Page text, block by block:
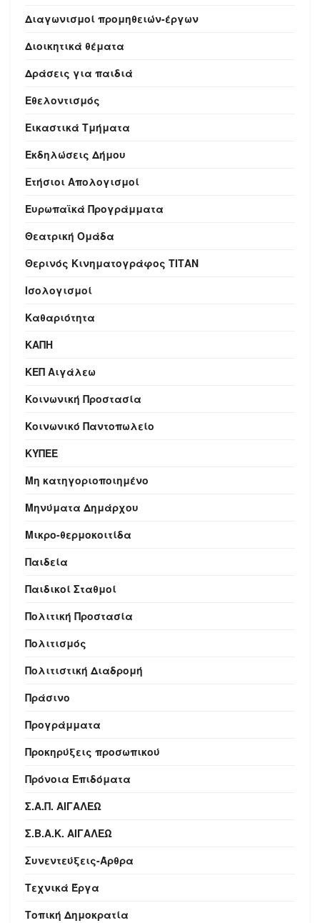
Διαγωνισμοί προμηθειών-έργων
Διοικητικά θέματα
Δράσεις για παιδιά
Εθελοντισμός
Εικαστικά Τμήματα
Εκδηλώσεις Δήμου
Ετήσιοι Απολογισμοί
Ευρωπαϊκά Προγράμματα
Θεατρική Ομάδα
Θερινός Κινηματογράφος ΤΙΤΑΝ
Ισολογισμοί
Καθαριότητα
ΚΑΠΗ
ΚΕΠ Αιγάλεω
Κοινωνική Προστασία
Κοινωνικό Παντοπωλείο
ΚΥΠΕΕ
Μη κατηγοριοποιημένο
Μηνύματα Δημάρχου
Μικρο-θερμοκοιτίδα
Παιδεία
Παιδικοί Σταθμοί
Πολιτική Προστασία
Πολιτισμός
Πολιτιστική Διαδρομή
Πράσινο
Προγράμματα
Προκηρύξεις προσωπικού
Πρόνοια Επιδόματα
Σ.Α.Π. ΑΙΓΑΛΕΩ
Σ.Β.Α.Κ. ΑΙΓΑΛΕΩ
Συνεντεύξεις-Άρθρα
Τεχνικά Έργα
Τοπική Δημοκρατία